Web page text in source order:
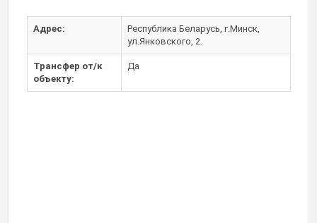
Адрес:
Республика Беларусь, г.Минск,
ул.Янковского, 2.
Трансфер от/к
объекту:
Да